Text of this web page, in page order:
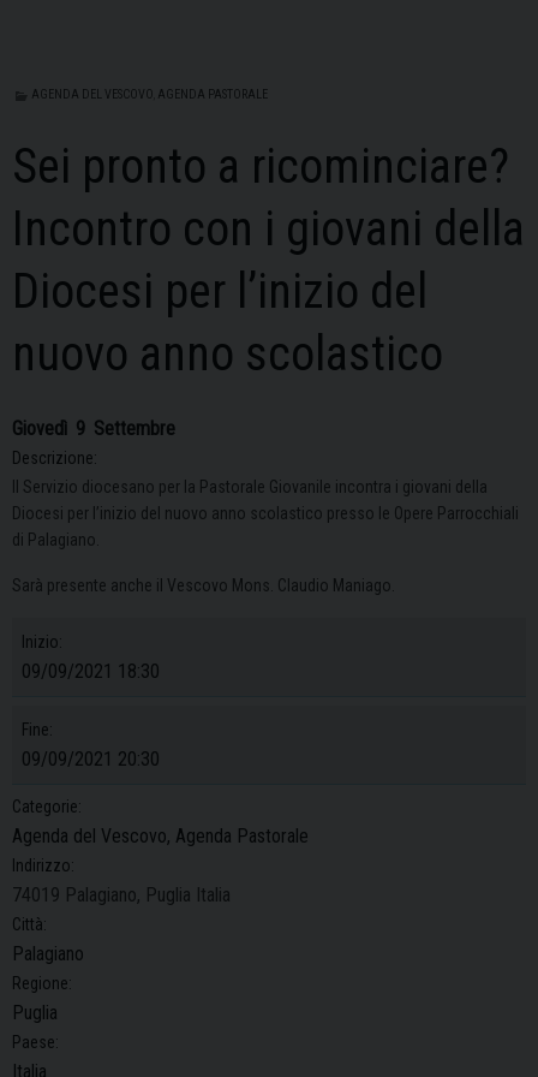
AGENDA DEL VESCOVO AGENDA PASTORALE
Sei pronto a ricominciare?
Incontro con i giovani della
Diocesi per l’inizio del
nuovo anno scolastico
Giovedì 9 Settembre
Descrizione:
Il Servizio diocesano per la Pastorale Giovanile incontra i giovani della
Diocesi per l’inizio del nuovo anno scolastico presso le Opere Parrocchiali
di Palagiano.
Sarà presente anche il Vescovo Mons. Claudio Maniago.
Inizio:
09/09/2021 18:30
Fine:
09/09/2021 20:30
Categorie:
Agenda del Vescovo, Agenda Pastorale
Indirizzo:
74019 Palagiano, Puglia Italia
Città:
Palagiano
Regione:
Puglia
Paese:
Italia